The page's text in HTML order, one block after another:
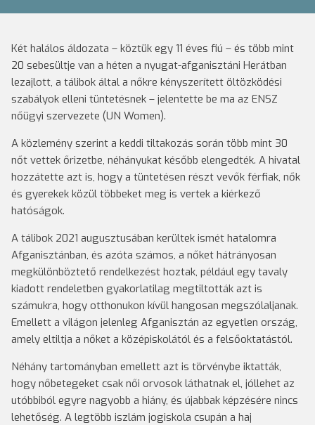
Két halálos áldozata – köztük egy 11 éves fiú – és több mint
20 sebesültje van a héten a nyugat-afganisztáni Herátban
lezajlott, a tálibok által a nőkre kényszerített öltözködési
szabályok elleni tüntetésnek – jelentette be ma az ENSZ
nőügyi szervezete (UN Women).
A közlemény szerint a keddi tiltakozás során több mint 30
nőt vettek őrizetbe, néhányukat később elengedték. A hivatal
hozzátette azt is, hogy a tüntetésen részt vevők férfiak, nők
és gyerekek közül többeket meg is vertek a kiérkező
hatóságok.
A tálibok 2021 augusztusában kerültek ismét hatalomra
Afganisztánban, és azóta számos, a nőket hátrányosan
megkülönböztető rendelkezést hoztak, például egy tavaly
kiadott rendeletben gyakorlatilag megtiltották azt is
számukra, hogy otthonukon kívül hangosan megszólaljanak.
Emellett a világon jelenleg Afganisztán az egyetlen ország,
amely eltiltja a nőket a középiskolától és a felsőoktatástól.
Néhány tartományban emellett azt is törvénybe iktatták,
hogy nőbetegeket csak női orvosok láthatnak el, jóllehet az
utóbbiból egyre nagyobb a hiány, és újabbak képzésére nincs
lehetőség. A legtöbb iszlám jogiskola csupán a haj